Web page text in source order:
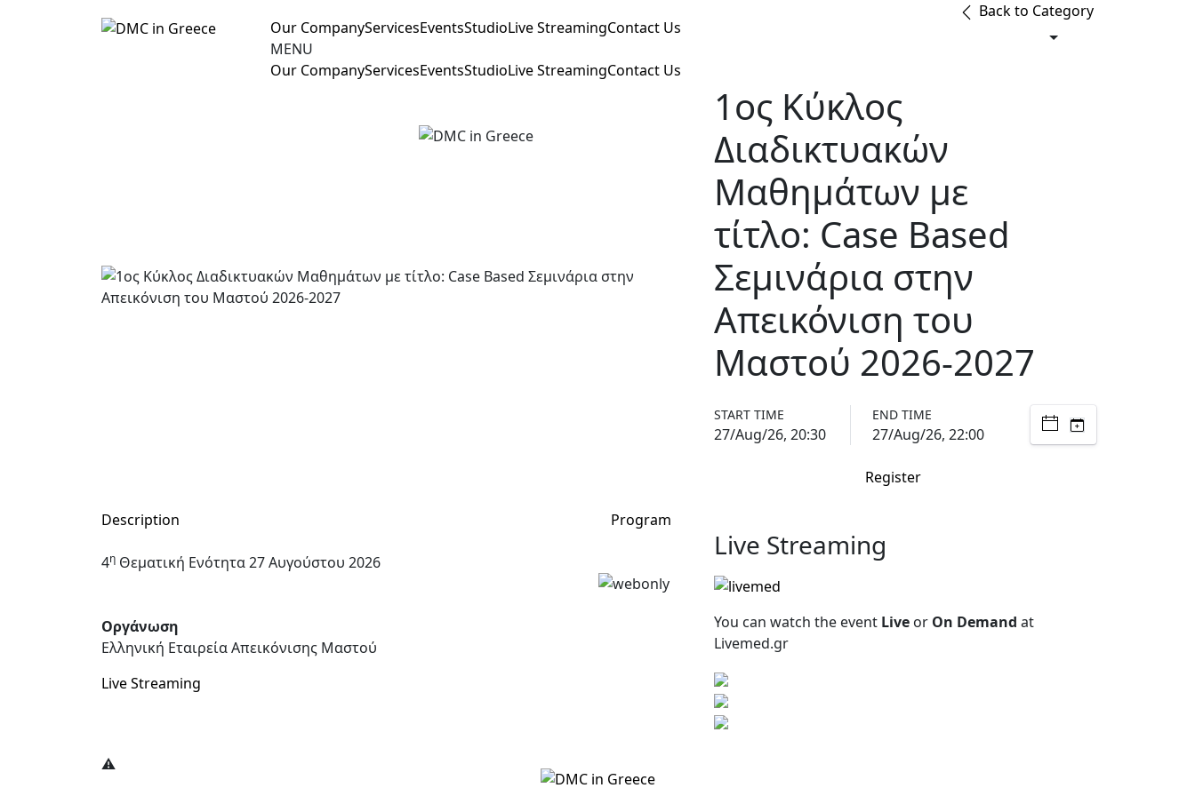
Our CompanyServicesEventsStudioLive StreamingContact Us
MENU
Our CompanyServicesEventsStudioLive StreamingContact Us
Back to Category
1ος Κύκλος
Διαδικτυακών
Μαθημάτων με
τίτλο: Case Based
Σεμινάρια στην
Απεικόνιση του
Μαστού 2026-2027
START TIME
27/Aug/26, 20:30
END TIME
27/Aug/26, 22:00
Register
Description Program
4η Θεματική Ενότητα 27 Αυγούστου 2026
Οργάνωση
Ελληνική Εταιρεία Απεικόνισης Μαστού
Live Streaming
Live Streaming
You can watch the event Live or On Demand at
Livemed.gr